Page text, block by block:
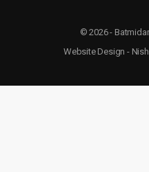
© 2026 -
Website Design -